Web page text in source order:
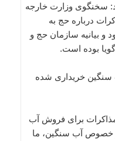
سخنگوی وزارت خارجه
درباره حج به
بیانیه سازمان حج و
گویا بوده است.
سنگین خریداری شده
برای فروش آب
خصوص آب سنگین، ما